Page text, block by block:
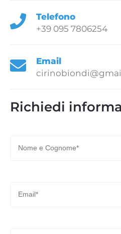
Telefono
+39 095 7806254
Email
Richiedi